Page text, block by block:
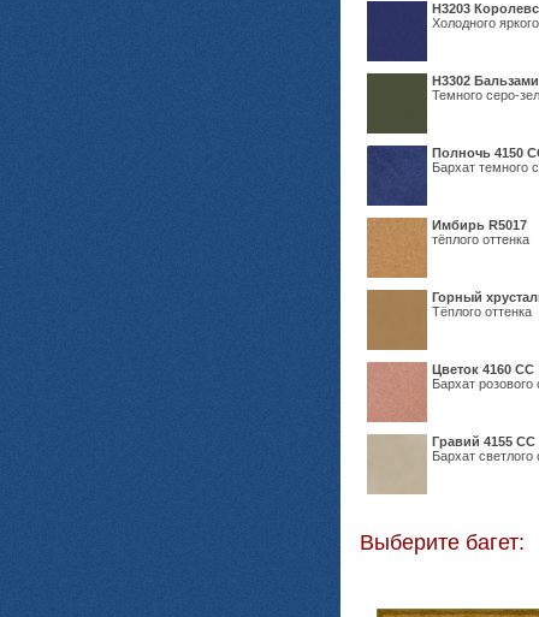
Н3203
Холодного
Н3302
Темного серо-
Полночь 4150
Бархат темного
Имбирь R5017
тёплого оттенка
Горный
Тёплого оттенка
Цветок 4160 СС
Бархат розового
Гравий 4155 СС
Бархат светлого
Выберите багет: